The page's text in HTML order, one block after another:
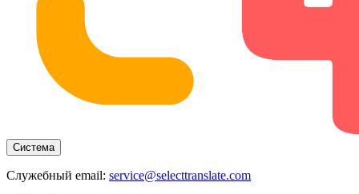
Система
Служебный email: service@selecttranslate.com